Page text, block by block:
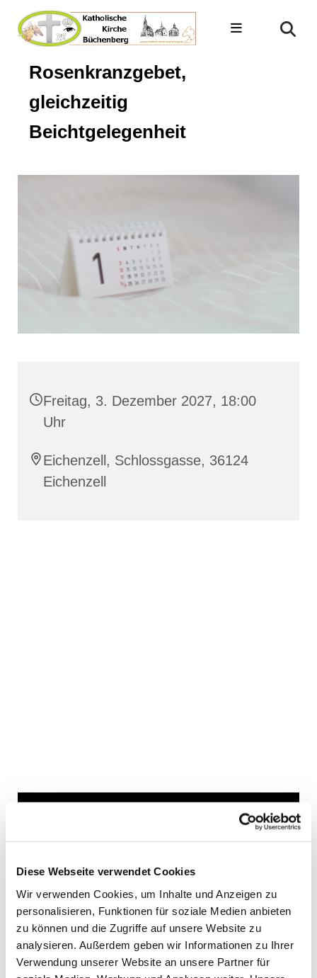
Diese Webseite verwendet Cookies
Wir verwenden Cookies, um Inhalte und Anzeigen zu
personalisieren, Funktionen für soziale Medien anbieten
zu können und die Zugriffe auf unsere Website zu
analysieren. Außerdem geben wir Informationen zu Ihrer
Verwendung unserer Website an unsere Partner für
Rosenkranzgebet,
gleichzeitig
Beichtgelegenheit
Freitag, 3. Dezember 2027, 18:00
Uhr
Eichenzell, Schlossgasse, 36124
Eichenzell
Dies könnte Sie auch